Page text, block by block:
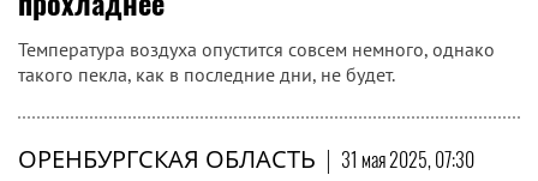
Температура воздуха опустится совсем немного, однако
такого пекла, как в последние дни, не будет.
ОРЕНБУРГСКАЯ ОБЛАСТЬ | 31 мая 2025, 07:30